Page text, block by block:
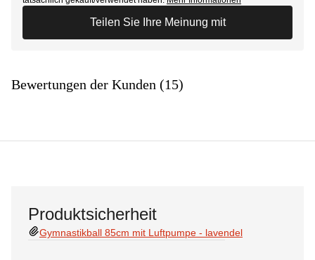
Teilen Sie Ihre Meinung mit
Bewertungen der Kunden (15)
Produktsicherheit
Gymnastikball 85cm mit Luftpumpe - lavendel